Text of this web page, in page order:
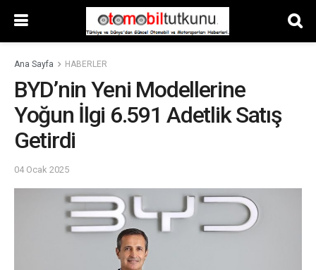
Ana Sayfa HABERLER
BYD’nin Yeni Modellerine
Yoğun İlgi 6.591 Adetlik Satış
Getirdi
04 Ocak 2025